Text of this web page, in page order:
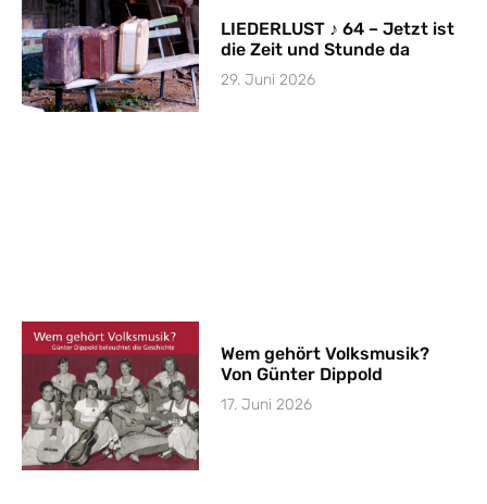
LIEDERLUST ♪ 64 – Jetzt ist
die Zeit und Stunde da
29. Juni 2026
Wem gehört Volksmusik?
Von Günter Dippold
17. Juni 2026